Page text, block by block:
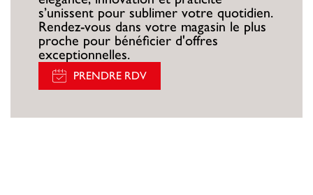
s’unissent pour sublimer votre quotidien.
Rendez-vous dans votre magasin le plus
proche pour bénéficier d'offres
exceptionnelles.
PRENDRE RDV